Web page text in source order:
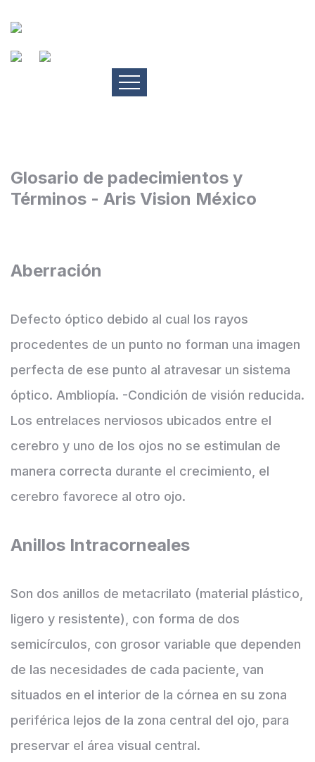
Glosario de padecimientos y
Términos - Aris Vision México
Aberración
Defecto óptico debido al cual los rayos
procedentes de un punto no forman una imagen
perfecta de ese punto al atravesar un sistema
óptico. Ambliopía. -Condición de visión reducida.
Los entrelaces nerviosos ubicados entre el
cerebro y uno de los ojos no se estimulan de
manera correcta durante el crecimiento, el
cerebro favorece al otro ojo.
Anillos Intracorneales
Son dos anillos de metacrilato (material plástico,
ligero y resistente), con forma de dos
semicírculos, con grosor variable que dependen
de las necesidades de cada paciente, van
situados en el interior de la córnea en su zona
periférica lejos de la zona central del ojo, para
preservar el área visual central.